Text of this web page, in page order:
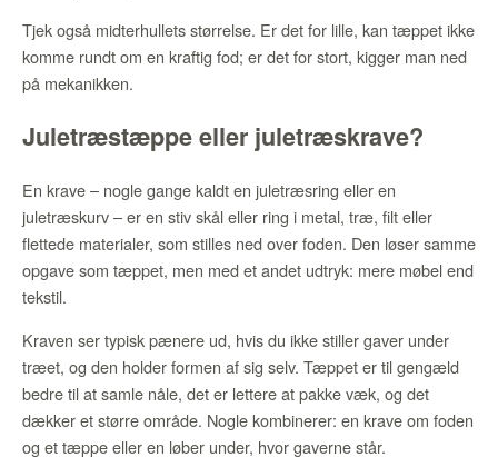
Tjek også midterhullets størrelse. Er det for lille, kan tæppet ikke
komme rundt om en kraftig fod; er det for stort, kigger man ned
på mekanikken.
Juletræstæppe eller juletræskrave?
En krave – nogle gange kaldt en juletræsring eller en
juletræskurv – er en stiv skål eller ring i metal, træ, filt eller
flettede materialer, som stilles ned over foden. Den løser samme
opgave som tæppet, men med et andet udtryk: mere møbel end
tekstil.
Kraven ser typisk pænere ud, hvis du ikke stiller gaver under
træet, og den holder formen af sig selv. Tæppet er til gengæld
bedre til at samle nåle, det er lettere at pakke væk, og det
dækker et større område. Nogle kombinerer: en krave om foden
og et tæppe eller en løber under, hvor gaverne står.